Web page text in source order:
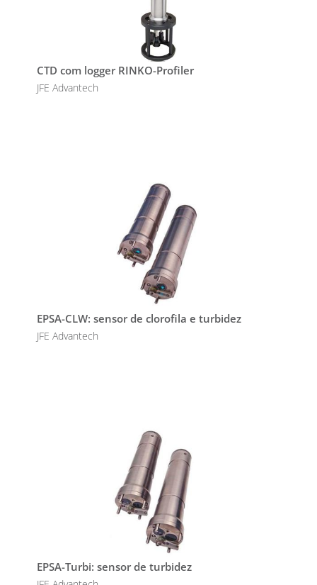
CTD com logger RINKO-Profiler
JFE Advantech
EPSA-CLW: sensor de clorofila e turbidez
JFE Advantech
EPSA-Turbi: sensor de turbidez